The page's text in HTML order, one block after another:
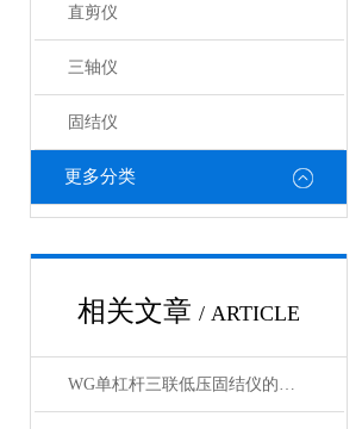
直剪仪
三轴仪
固结仪
更多分类
相关文章 / ARTICLE
WG单杠杆三联低压固结仪的工作原理与结构解析